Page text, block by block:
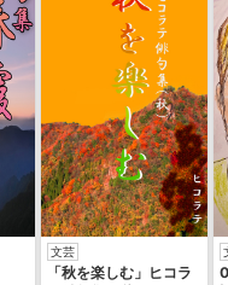
文芸
「秋を楽しむ」ヒコラ